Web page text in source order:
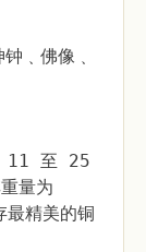
﹑佛像﹑
11 至 25
量为
精美的铜